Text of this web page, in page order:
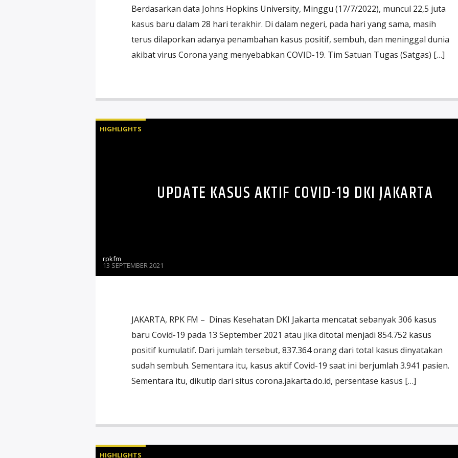
Berdasarkan data Johns Hopkins University, Minggu (17/7/2022), muncul 22,5 juta
kasus baru dalam 28 hari terakhir. Di dalam negeri, pada hari yang sama, masih
terus dilaporkan adanya penambahan kasus positif, sembuh, dan meninggal dunia
akibat virus Corona yang menyebabkan COVID-19. Tim Satuan Tugas (Satgas) […]
HIGHLIGHTS
UPDATE KASUS AKTIF COVID-19 DKI JAKARTA
rpkfm
13 SEPTEMBER 2021
JAKARTA, RPK FM – Dinas Kesehatan DKI Jakarta mencatat sebanyak 306 kasus
baru Covid-19 pada 13 September 2021 atau jika ditotal menjadi 854.752 kasus
positif kumulatif. Dari jumlah tersebut, 837.364 orang dari total kasus dinyatakan
sudah sembuh. Sementara itu, kasus aktif Covid-19 saat ini berjumlah 3.941 pasien.
Sementara itu, dikutip dari situs corona.jakarta.do.id, persentase kasus […]
HIGHLIGHTS